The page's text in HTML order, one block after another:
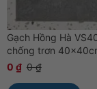
Gạch Hồng Hà
chống trơn
0 ₫ 0₫